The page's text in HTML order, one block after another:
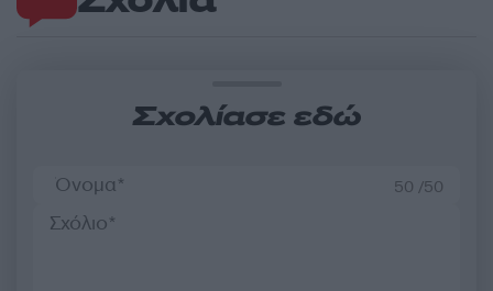
Σχολίασε εδώ
50 /50